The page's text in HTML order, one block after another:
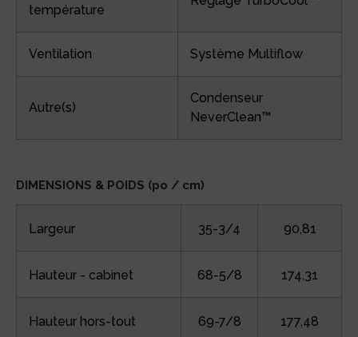
température
Ventilation Système Multiflow
Autre(s)
Condenseur
NeverClean™
DIMENSIONS & POIDS (po / cm)
Largeur 35-3/4 90,81
Hauteur - cabinet 68-5/8 174,31
Hauteur hors-tout 69-7/8 177,48